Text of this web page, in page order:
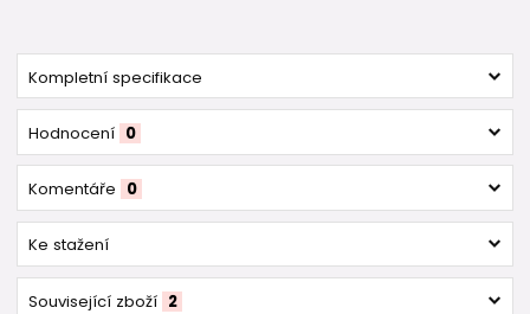
Kompletní specifikace
Hodnocení 0
Komentáře 0
Ke stažení
Související zboží 2